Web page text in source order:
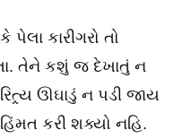
કારીગરો તો
તેને કશું જ દેખાતું ન
ઊઘાડું ન પડી જાય
કરી શક્યો નહિ.